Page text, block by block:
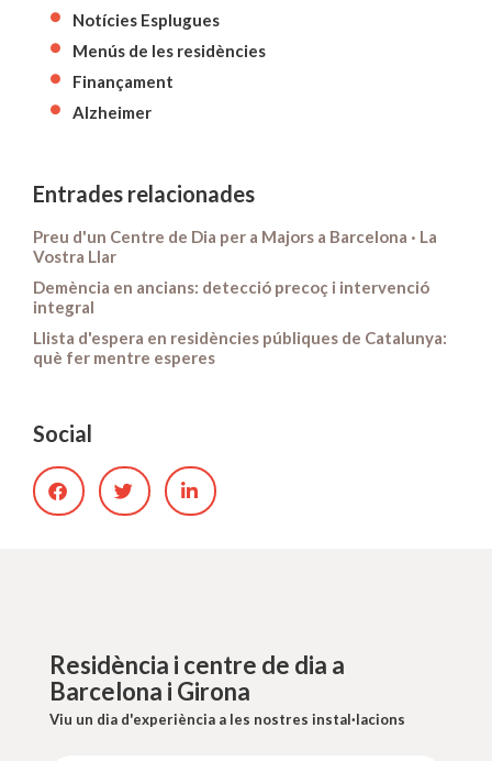
Notícies Esplugues
Menús de les residències
Finançament
Alzheimer
Entrades relacionades
Preu d'un Centre de Dia per a Majors a Barcelona · La
Vostra Llar
Demència en ancians: detecció precoç i intervenció
integral
Llista d'espera en residències públiques de Catalunya:
què fer mentre esperes
Social
Residència i centre de dia a
Barcelona i Girona
Viu un dia d'experiència a les nostres instal·lacions